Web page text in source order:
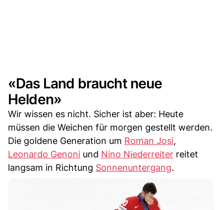
«Das Land braucht neue
Helden»
Wir wissen es nicht. Sicher ist aber: Heute
müssen die Weichen für morgen gestellt werden.
Die goldene Generation um Roman Josi,
Leonardo Genoni und Nino Niederreiter reitet
langsam in Richtung Sonnenuntergang.